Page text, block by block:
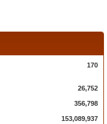
tử vi, tứ trụ của xemvm.com
về người tuổi Tuất (Chó)
170